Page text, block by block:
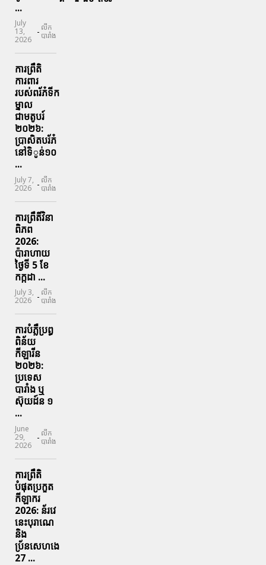
...
July
13,
2026
- លីក
បារាំង
ការព្រឹតិ
ការពារ
របស់ពរ័ភ៎ទីក
ម្នាល
ជាមតូបរ៍
២០២៦:
ប្រាសិតបរ័ភ៎
នៅទិូន់១០
...
July 7,
2026 - លីក
បារាំង
ការព្រឹតិ៍វិនា
ពិភព
2026:
ប៉ារាហាយ
ថ្ងៃទី 5 ខែ
កក្កដា ...
July 3,
2026 - លីក
បារាំង
ការបំភ្លឺប្រព្ធ​
ពិន័យ​
កីឡារីន​
២០២៦:
ប្រទេស​
បារាំង​ ឬ​
ស៊ុយដ៍ន​ ១
...
June
29,
2026
- លីក
បារាំង
ការព្រឹតិ
បំផុតប្រកួត
កីឡាករ
2026: ន័រវេ
នេះបុរាណេ
និង
ប្រ័នសេហងេ
27 ...